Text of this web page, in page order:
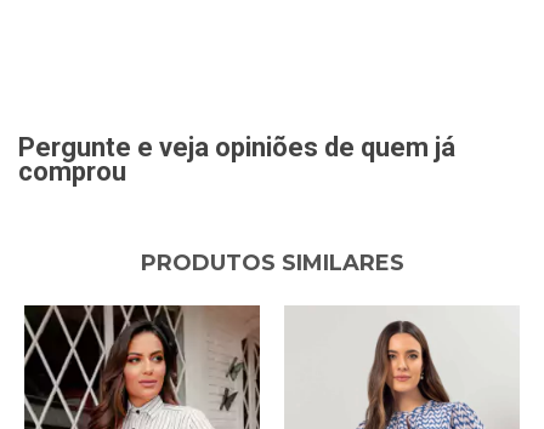
Pergunte e veja opiniões de quem já
comprou
PRODUTOS SIMILARES